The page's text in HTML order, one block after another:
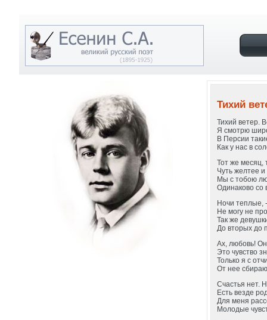
Тихий
Тихий ветер.
Я смотрю
В Персии
Как у нас в
Тот же месяц,
Чуть желтее и
Мы с тобою
Одинаково со
Ночи теплые,
Не могу не
Так же
До вторых до
Ах, любовь!
Это чувство
Только я с
От нее
Счастья нет.
Есть везде
Для меня
Молодые